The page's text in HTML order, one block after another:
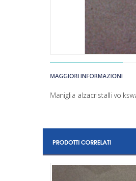
MAGGIORI INFORMAZIONI
Maniglia alzacristalli
PRODOTTI CORRELATI